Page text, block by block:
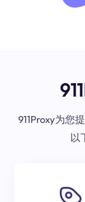
911Proxy为您
以